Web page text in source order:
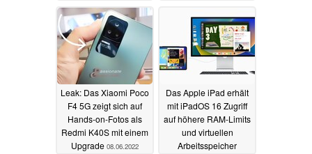
Leak: Das Xiaomi Poco
F4 5G zeigt sich auf
Hands-on-Fotos als
Redmi K40S mit einem
Upgrade 08.06.2022
Das Apple iPad erhält
mit iPadOS 16 Zugriff
auf höhere RAM-Limits
und virtuellen
Arbeitsspeicher